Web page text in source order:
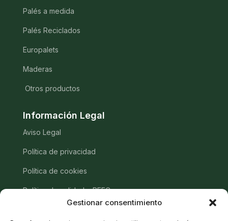
Gestionar consentimiento
Palés a medida
Palés Reciclados
Europalets
Maderas
Otros productos
Información Legal
Aviso Legal
Política de privacidad
Política de cookies
Política de calidad y PEFC